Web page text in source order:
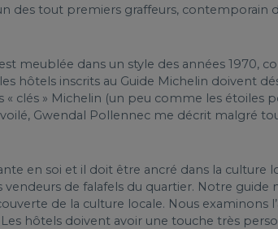
des tout premiers graffeurs, contemporain
meublée dans un style des années 1970,
hôtels inscrits au Guide Michelin doivent
clés » Michelin (un peu comme les étoiles
Gwendal Pollennec me décrit malgré
en soi et il doit être ancré dans la culture
vendeurs de falafels du quartier. Notre
de la culture locale. Nous
hôtels doivent avoir une touche très